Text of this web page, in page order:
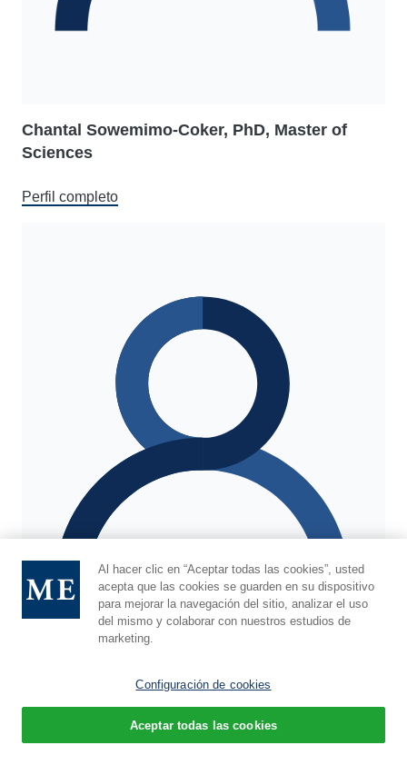
Chantal Sowemimo-Coker, PhD, Master of
Sciences
Perfil completo
Rachel R. Buxbaum Quintas, doctora.
Profesor adjunto, Departamento de Medicina Familiar y
Al hacer clic en “Aceptar todas las cookies”, usted
acepta que las cookies se guarden en su dispositivo
para mejorar la navegación del sitio, analizar el uso
del mismo y colaborar con nuestros estudios de
marketing.
Configuración de cookies
Aceptar todas las cookies
Español